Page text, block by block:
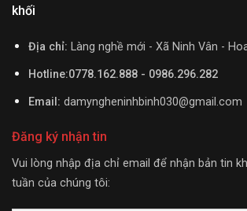
khối
Địa chỉ: Làng nghề mới - Xã Ninh Vân -
Hotline:0778.162.888 - 0986.296.282
Email: damyngheninhbinh030@gmail.com
Đăng ký nhận tin
Vui lòng nhập địa chỉ email để nhận bản tin
tuần của chúng tôi: